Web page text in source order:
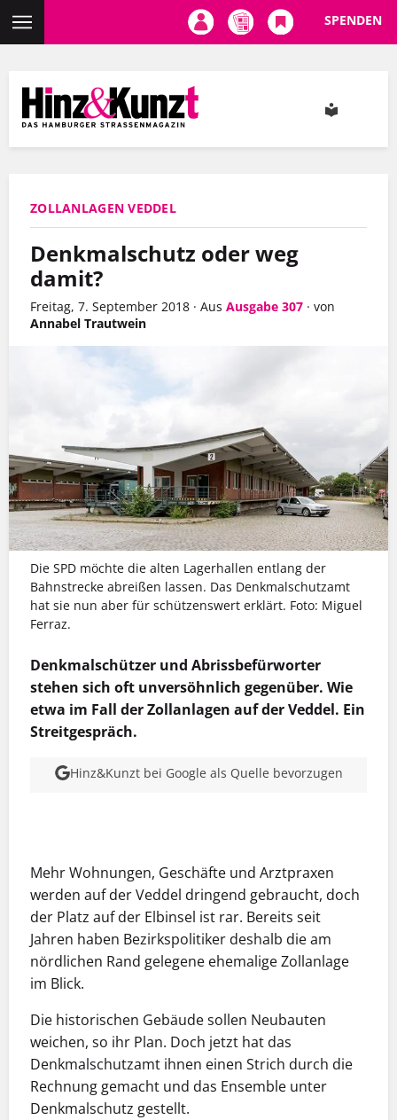
Inhalt
SPENDEN
ZOLLANLAGEN VEDDEL
Denkmalschutz oder weg
damit?
Freitag, 7. September 2018 · Aus Ausgabe 307 · von
Annabel Trautwein
Die SPD möchte die alten Lagerhallen entlang der
Bahnstrecke abreißen lassen. Das Denkmalschutzamt
hat sie nun aber für schützenswert erklärt. Foto: Miguel
Ferraz.
Denkmalschützer und Abrissbefürworter
stehen sich oft unversöhnlich gegenüber. Wie
etwa im Fall der Zollanlagen auf der Veddel. Ein
Streitgespräch.
Hinz&Kunzt bei Google als Quelle bevorzugen
Mehr Wohnungen, Geschäfte und Arztpraxen
werden auf der Veddel dringend gebraucht, doch
der Platz auf der Elbinsel ist rar. Bereits seit
Jahren haben Bezirkspolitiker deshalb die am
nördlichen Rand gelegene ehemalige Zollanlage
im Blick.
Die historischen Gebäude sollen Neubauten
weichen, so ihr Plan. Doch jetzt hat das
Denkmalschutzamt ihnen einen Strich durch die
Rechnung gemacht und das Ensemble unter
Denkmalschutz gestellt.